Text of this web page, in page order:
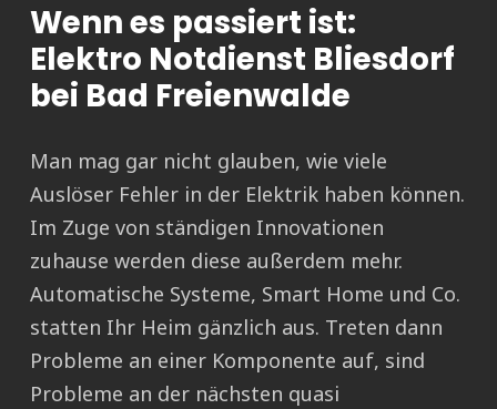
Wenn es passiert ist:
Elektro Notdienst Bliesdorf
bei Bad Freienwalde
Man mag gar nicht glauben, wie viele
Auslöser Fehler in der Elektrik haben können.
Im Zuge von ständigen Innovationen
zuhause werden diese außerdem mehr.
Automatische Systeme, Smart Home und Co.
statten Ihr Heim gänzlich aus. Treten dann
Probleme an einer Komponente auf, sind
Probleme an der nächsten quasi